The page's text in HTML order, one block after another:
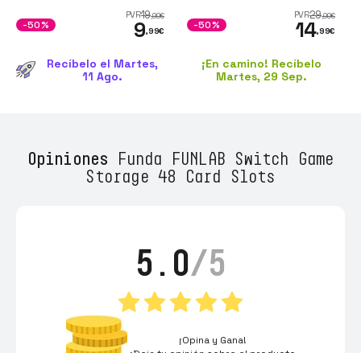
PVR19,99€
9,99€
-50%
Recíbelo el Martes,
11 Ago.
PVR29,99€
14,99€
-50%
¡En camino! Recíbelo
Martes, 29 Sep.
Opiniones Funda FUNLAB Switch Game
Storage 48 Card Slots
5.0/5
¡Opina y Gana!